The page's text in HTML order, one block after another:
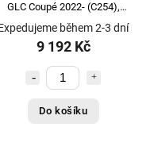
GLC Coupé 2022- (C254),
vertikální, Aragon
během 2-3 dní
9 192 Kč
Do košíku